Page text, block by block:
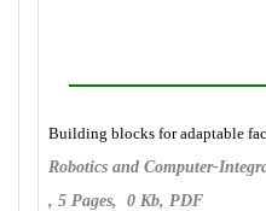
Building blocks for adaptable
Robotics and Computer-
, 5 Pages, 0 Kb, PDF